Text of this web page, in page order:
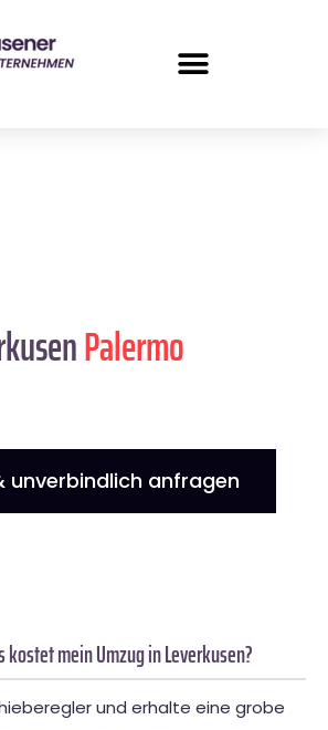
Palermo
unverbindlich anfragen
kostet mein Umzug in Leverkusen?
und erhalte eine grobe